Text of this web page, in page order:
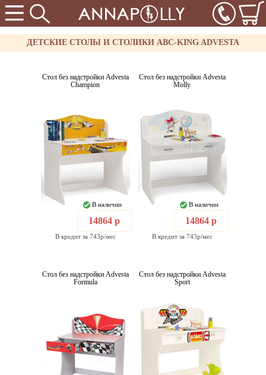
ДЕТСКИЕ СТОЛЫ И СТОЛИКИ ABC-KING ADVESTA
Стол без надстройки Advesta
Champion
В наличии
14864 р
В кредит за 743р/мес
Стол без надстройки Advesta
Molly
В наличии
14864 р
В кредит за 743р/мес
Стол без надстройки Advesta
Formula
Стол без надстройки Advesta
Sport